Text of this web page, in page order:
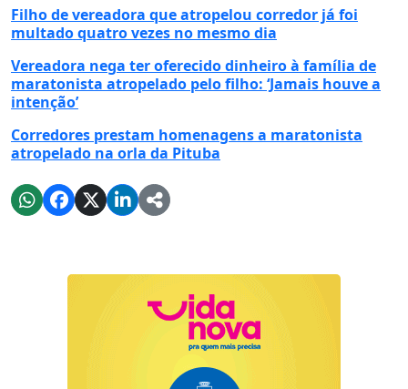
Filho de vereadora que atropelou corredor já foi
multado quatro vezes no mesmo dia
Vereadora nega ter oferecido dinheiro à família de
maratonista atropelado pelo filho: ‘Jamais houve a
intenção’
Corredores prestam homenagens a maratonista
atropelado na orla da Pituba